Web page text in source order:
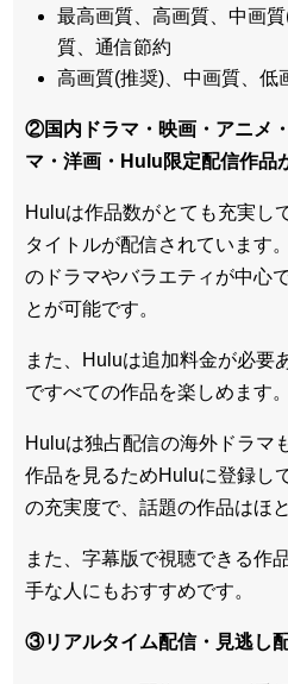
最高画質、高画質、中画
質、通信節約
高画質(推奨)、中画質、低
②国内ドラマ・映画・アニメ
マ・洋画・Hulu限定配信作品
Huluは作品数がとても充実し
タイトルが配信されています
のドラマやバラエティが中心
とが可能です。
また、Huluは追加料金が必要
ですべての作品を楽しめます。
Huluは独占配信の海外ドラマ
作品を見るためHuluに登録し
の充実度で、話題の作品はほ
また、 字幕版で視聴できる作
手な人にもおすすめです。
③リアルタイム配信・見逃し